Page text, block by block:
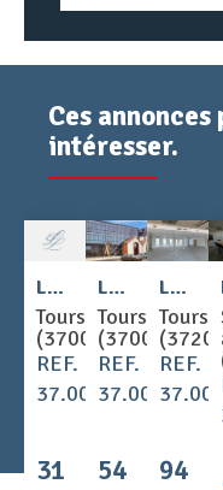
Ces
intéresser.
Location - BUREAUX 168 m
Tours
(37000)
REF.
37.001648
31
Location - BUREAUX 416 m
Tours
(37000)
REF.
37.001640
54
Location - BUREAUX 523 m
Tours
REF.
94